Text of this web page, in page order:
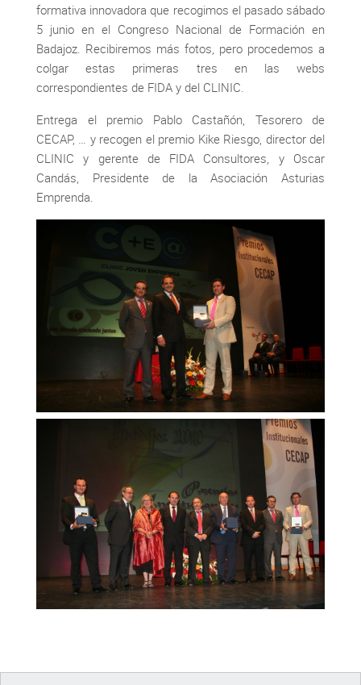
formativa innovadora que recogimos el pasado sábado
5 junio en el Congreso Nacional de Formación en
Badajoz. Recibiremos más fotos, pero procedemos a
colgar estas primeras tres en las webs
correspondientes de FIDA y del CLINIC.
Entrega el premio Pablo Castañón, Tesorero de
CECAP, … y recogen el premio Kike Riesgo, director del
CLINIC y gerente de FIDA Consultores, y Oscar
Candás, Presidente de la Asociación Asturias
Emprenda.